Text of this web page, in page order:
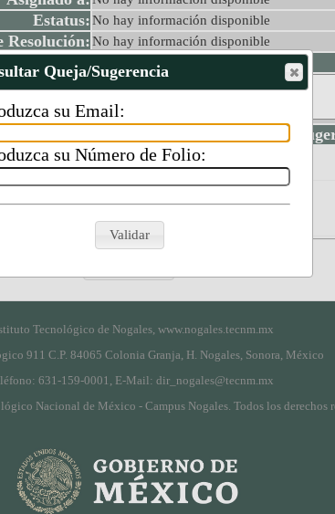
Estatus:No hay información disponible
Resolución:No hay información disponible
está usted con la resolución de su queja/
Tecnológico de Nogales, www.nogales.tecnm.mx
911 C.P. 84065 Colonia Granja, H. Nogales, Sonora, México
631-159-0001, E-Mail: dir_nogales@tecnm.mx
Nacional de México - Campus Nogales. Todos los derechos
Queja/Sugerencia
su Email:
su Número de Folio:
Validar